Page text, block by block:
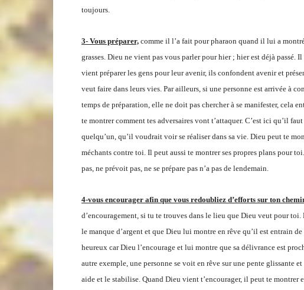
toujours.
3- Vous préparer, comme il l’a fait pour pharaon quand il lui a
grasses. Dieu ne vient pas vous parler pour hier ; hier est déjà passé.
vient préparer les gens pour leur avenir, ils confondent avenir et
veut faire dans leurs vies. Par ailleurs, si une personne est arrivée à
temps de préparation, elle ne doit pas chercher à se manifester, cela
te montrer comment tes adversaires vont t’attaquer. C’est ici qu’il
quelqu’un, qu’il voudrait voir se réaliser dans sa vie. Dieu peut te
méchants contre toi. Il peut aussi te montrer ses propres plans pour
pas, ne prévoit pas, ne se prépare pas n’a pas de lendemain.
4-vous encourager afin que vous redoubliez d’efforts sur ton
d’encouragement, si tu te trouves dans le lieu que Dieu veut pour
le manque d’argent et que Dieu lui montre en rêve qu’il est entrain
heureux car Dieu l’encourage et lui montre que sa délivrance est
autre exemple, une personne se voit en rêve sur une pente glissante
aide et le stabilise. Quand Dieu vient t’encourager, il peut te montrer